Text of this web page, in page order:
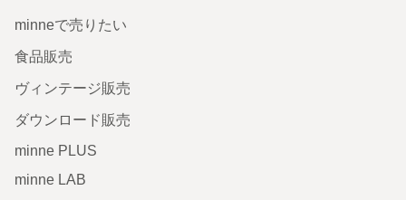
minneで売りたい
食品販売
ヴィンテージ販売
ダウンロード販売
minne PLUS
minne LAB